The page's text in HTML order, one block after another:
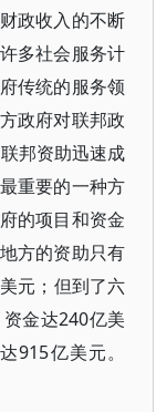
政收入的不断
多社会服务计
传统的服务领
政府对联邦政
邦资助迅速成
重要的一种方
的项目和资金
方的资助只有
元；但到了六
金达240亿美
915亿美元。